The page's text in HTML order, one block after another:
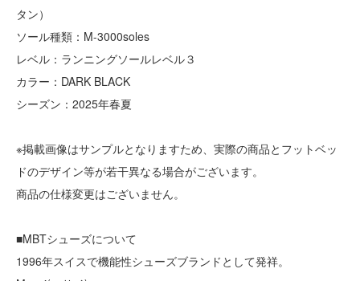
タン）
ソール種類：M-3000soles
レベル：ランニングソールレベル３
カラー：DARK BLACK
シーズン：2025年春夏
※掲載画像はサンプルとなりますため、実際の商品とフットベッ
ドのデザイン等が若干異なる場合がございます。
商品の仕様変更はございません。
■MBTシューズについて
1996年スイスで機能性シューズブランドとして発祥。